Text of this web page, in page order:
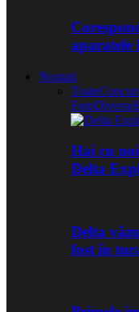
aparatele
Noutati
Toate
FotoDiverse
Hai cu
Delta
Delta
fost în